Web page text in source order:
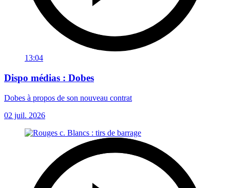
13:04
Dispo médias : Dobes
Dobes à propos de son nouveau contrat
02 juil. 2026